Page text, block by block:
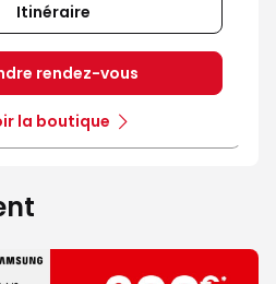
Itinéraire
rendez-vous
la boutique